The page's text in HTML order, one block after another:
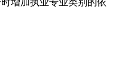
增加执业专业类别的依